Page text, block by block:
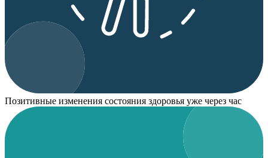
Позитивные изменения состояния здоровья уже через час